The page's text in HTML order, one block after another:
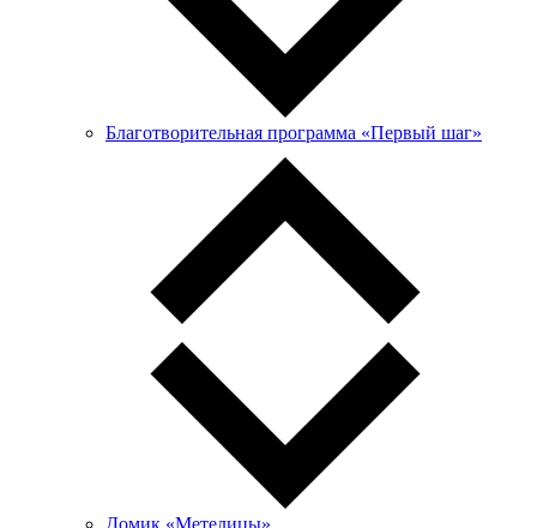
Благотворительная программа «Первый шаг»
Домик «Метелицы»